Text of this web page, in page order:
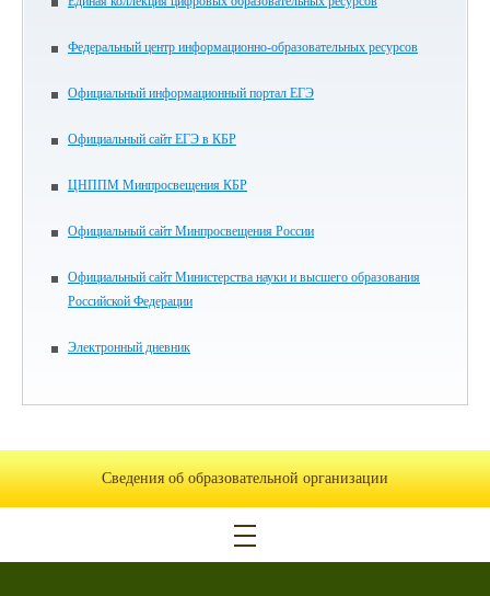
Федеральный центр информационно-образовательных ресурсов
Официальный информационный портал ЕГЭ
Официальный сайт ЕГЭ в КБР
ЦНППМ Минпросвещения КБР
Официальный сайт Минпросвещения России
Официальный сайт Министерства науки и высшего образования
Российской Федерации
Электронный дневник
Сведения об образовательной организации